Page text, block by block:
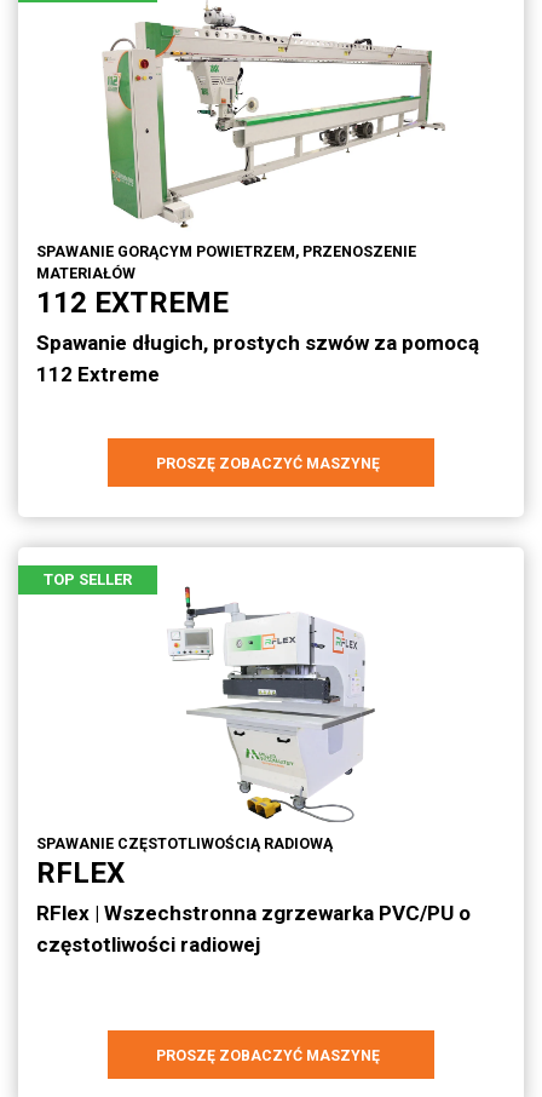
SPAWANIE GORĄCYM POWIETRZEM, PRZENOSZENIE
MATERIAŁÓW
112 EXTREME
Spawanie długich, prostych szwów za pomocą
112 Extreme
PROSZĘ ZOBACZYĆ MASZYNĘ
TOP SELLER
SPAWANIE CZĘSTOTLIWOŚCIĄ RADIOWĄ
RFLEX
RFlex | Wszechstronna zgrzewarka PVC/PU o
częstotliwości radiowej
PROSZĘ ZOBACZYĆ MASZYNĘ